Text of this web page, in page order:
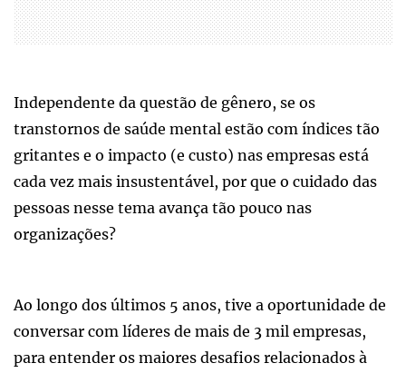
Independente da questão de gênero, se os
transtornos de saúde mental estão com índices tão
gritantes e o impacto (e custo) nas empresas está
cada vez mais insustentável, por que o cuidado das
pessoas nesse tema avança tão pouco nas
organizações?
Ao longo dos últimos 5 anos, tive a oportunidade de
conversar com líderes de mais de 3 mil empresas,
para entender os maiores desafios relacionados à